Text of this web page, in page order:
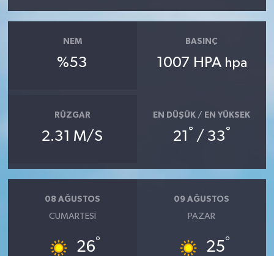
NEM
%53
BASINÇ
1007 HPA hpa
RÜZGAR
2.31 M/S
EN DÜŞÜK / EN YÜKSEK
21 ° / 33°
08 AĞUSTOS
CUMARTESI
26°
09 AĞUSTOS
PAZAR
25°